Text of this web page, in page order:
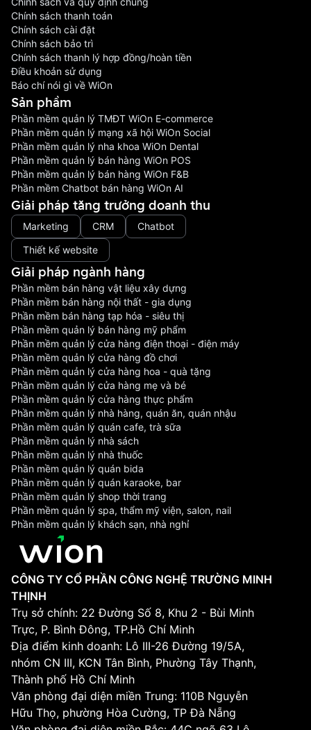
Chính sách thanh toán
Chính sách cài đặt
Chính sách bảo trì
Chính sách thanh lý hợp đồng/hoàn tiền
Điều khoản sử dụng
Báo chí nói gì về WiOn
Sản phầm
Phần mềm quản lý TMĐT WiOn E-commerce
Phần mềm quản lý mạng xã hội WiOn Social
Phần mềm quản lý nha khoa WiOn Dental
Phần mềm quản lý bán hàng WiOn POS
Phần mềm quản lý bán hàng WiOn F&B
Phần mềm Chatbot bán hàng WiOn AI
Giải pháp tăng trưởng doanh thu
Marketing CRM
Chatbot
Thiết kế website
Giải pháp ngành hàng
Phần mềm bán hàng vật liệu xây dựng
Phần mềm bán hàng nội thất - gia dụng
Phần mềm bán hàng tạp hóa - siêu thị
Phần mềm quản lý bán hàng mỹ phẩm
Phần mềm quản lý cửa hàng điện thoại - điện máy
Phần mềm quản lý cửa hàng đồ chơi
Phần mềm quản lý cửa hàng hoa - quà tặng
Phần mềm quản lý cửa hàng mẹ và bé
Phần mềm quản lý cửa hàng thực phẩm
Phần mềm quản lý nhà hàng, quán ăn, quán nhậu
Phần mềm quản lý quán cafe, trà sữa
Phần mềm quản lý nhà sách
Phần mềm quản lý nhà thuốc
Phần mềm quản lý quán bida
Phần mềm quản lý quán karaoke, bar
Phần mềm quản lý shop thời trang
Phần mềm quản lý spa, thẩm mỹ viện, salon, nail
Phần mềm quản lý khách sạn, nhà nghỉ
CÔNG TY CỔ PHẦN CÔNG NGHỆ TRƯỜNG MINH
THỊNH
Trụ sở chính: 22 Đường Số 8, Khu 2 - Bùi Minh
Trực, P. Bình Đông, TP.Hồ Chí Minh
Địa điểm kinh doanh: Lô III-26 Đường 19/5A,
nhóm CN III, KCN Tân Bình, Phường Tây Thạnh,
Thành phố Hồ Chí Minh
Văn phòng đại diện miền Trung: 110B Nguyễn
Hữu Thọ, phường Hòa Cường, TP Đà Nẵng